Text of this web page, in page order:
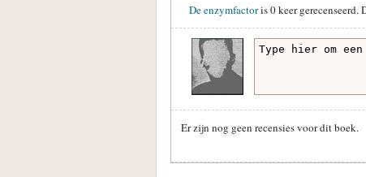
De enzymfactoris0keer gerecenseerd.
Er zijn nog geen recensies voor dit boek.